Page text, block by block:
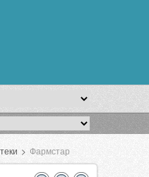
> Фармстар